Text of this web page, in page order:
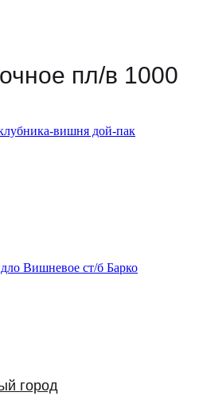
пл/в 1000
вишня дой-пак
Вишневое ст/б Барко
город